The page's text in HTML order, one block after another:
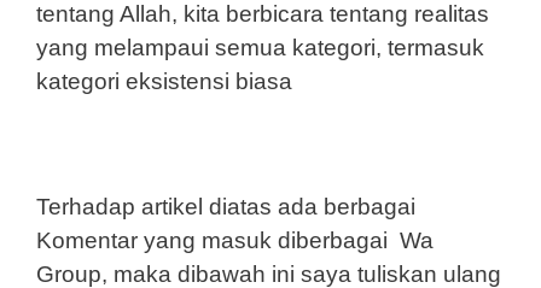
tentang Allah, kita berbicara tentang realitas
yang melampaui semua kategori, termasuk
kategori eksistensi biasa
Terhadap artikel diatas ada berbagai
Komentar yang masuk diberbagai Wa
Group, maka dibawah ini saya tuliskan ulang